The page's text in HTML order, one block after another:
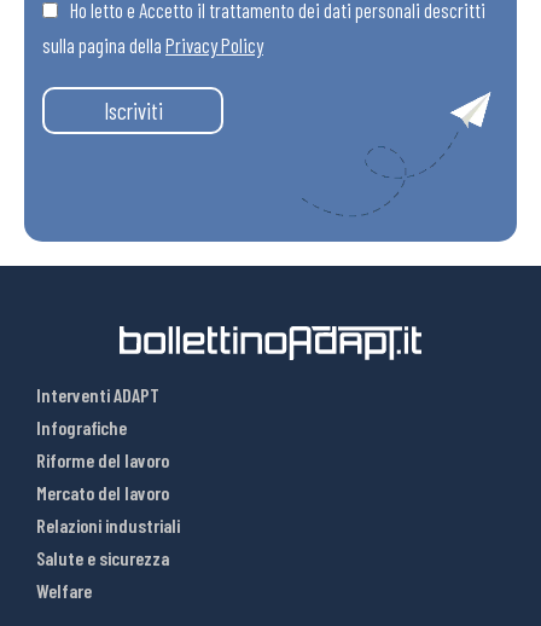
Ho letto e Accetto il trattamento dei dati personali descritti
sulla pagina della Privacy Policy
Iscriviti
Interventi ADAPT
Infografiche
Riforme del lavoro
Mercato del lavoro
Relazioni industriali
Salute e sicurezza
Welfare